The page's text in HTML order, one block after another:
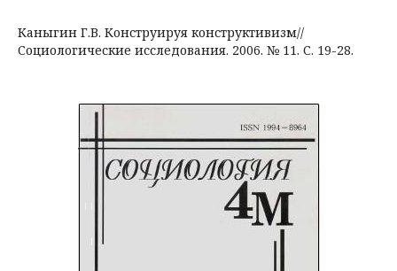
Каныгин Г.В. Конструируя конструктивизм//
Социологические исследования. 2006. № 11. С. 19-28.